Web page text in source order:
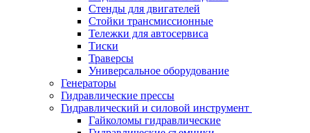
Стенды для двигателей
Стойки трансмиссионные
Тележки для автосервиса
Тиски
Траверсы
Универсальное оборудование
Генераторы
Гидравлические прессы
Гидравлический и силовой инструмент
Гайколомы гидравлические